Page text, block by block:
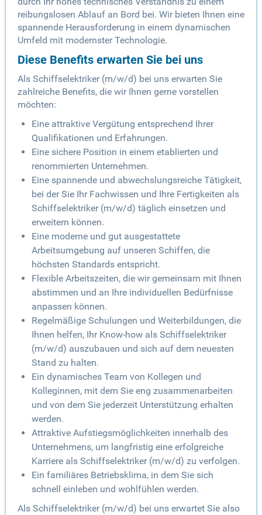
reibungslosen Ablauf an Bord bei. Wir bieten Ihnen eine
spannende Herausforderung in einem dynamischen
Umfeld mit modernster Technologie.
Diese Benefits erwarten Sie bei uns
Als Schiffselektriker (m/w/d) bei uns erwarten Sie
zahlreiche Benefits, die wir Ihnen gerne vorstellen
möchten:
Eine attraktive Vergütung entsprechend Ihrer
Qualifikationen und Erfahrungen.
Eine sichere Position in einem etablierten und
renommierten Unternehmen.
Eine spannende und abwechslungsreiche Tätigkeit,
bei der Sie Ihr Fachwissen und Ihre Fertigkeiten als
Schiffselektriker (m/w/d) täglich einsetzen und
erweitern können.
Eine moderne und gut ausgestattete
Arbeitsumgebung auf unseren Schiffen, die
höchsten Standards entspricht.
Flexible Arbeitszeiten, die wir gemeinsam mit Ihnen
abstimmen und an Ihre individuellen Bedürfnisse
anpassen können.
Regelmäßige Schulungen und Weiterbildungen, die
Ihnen helfen, Ihr Know-how als Schiffselektriker
(m/w/d) auszubauen und sich auf dem neuesten
Stand zu halten.
Ein dynamisches Team von Kollegen und
Kolleginnen, mit dem Sie eng zusammenarbeiten
und von dem Sie jederzeit Unterstützung erhalten
werden.
Attraktive Aufstiegsmöglichkeiten innerhalb des
Unternehmens, um langfristig eine erfolgreiche
Karriere als Schiffselektriker (m/w/d) zu verfolgen.
Ein familiäres Betriebsklima, in dem Sie sich
schnell einleben und wohlfühlen werden.
Als Schiffselektriker (m/w/d) bei uns erwartet Sie also